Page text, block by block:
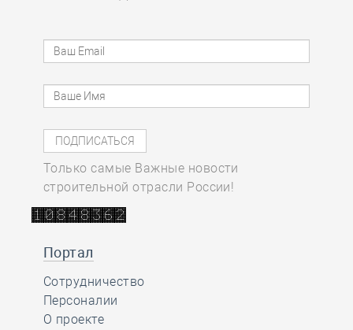
Только самые Важные новости
строительной отрасли России!
Портал
Сотрудничество
Персоналии
О проекте